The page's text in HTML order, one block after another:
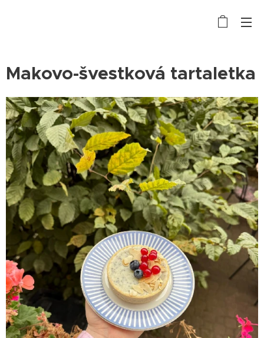
Makovo-švestková tartaletka